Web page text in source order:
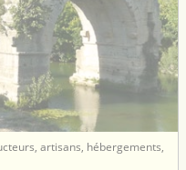
artisans, hébergements,